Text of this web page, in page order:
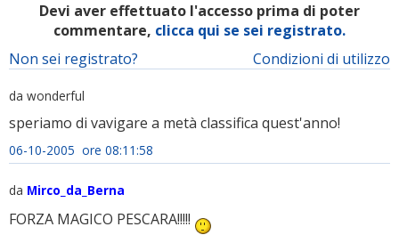
Devi aver effettuato l'accesso prima di poter
commentare, clicca qui se sei registrato.
Condizioni di utilizzo
Non sei registrato?
da wonderful
speriamo di vavigare a metà classifica quest'anno!
06-10-2005 ore 08:11:58
da Mirco_da_Berna
FORZA MAGICO PESCARA!!!!!